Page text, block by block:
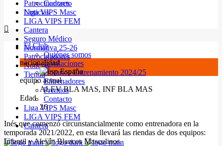
Patrocinadores
Noticias
El Club
Quiénes somos
Instalaciones
Horarios Entrenamiento 2024/25
Entrenadores
Premios
Contacto
Liga VIPS Masc
LIGA VIPS FEM
Cantera
Contacto
Liga VIPS Masc
LIGA VIPS FEM
Cantera
Seguro Médico
Normativa 25-26
Patrocinadores
Noticias
Tienda
nacionalidad
España
equipo actual
ALEV BLA MAS, INF BLA MAS
Edad
26
Inés que comenzó circunstancialmente como entrenadora en la
temporada 2021/2022, en esta llevará las riendas de dos equipos:
Infantil y Alevín Blancos Masculinos.